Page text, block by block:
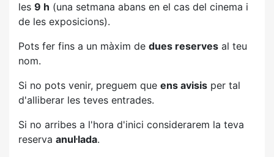
les 9 h (una setmana abans en el cas del cinema i
de les exposicions).
Pots fer fins a un màxim de dues reserves al teu
nom.
Si no pots venir, preguem que ens avisis per tal
d'alliberar les teves entrades.
Si no arribes a l'hora d'inici considerarem la teva
reserva anul·lada.